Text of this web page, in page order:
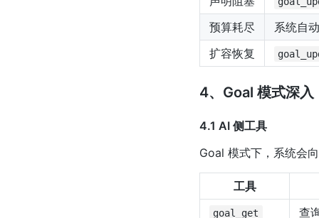
预算耗尽
系统自
扩容恢复
4、Goal 模式深入
4.1 AI 侧工具
Goal 模式下，系统会
工具
goal_get 查